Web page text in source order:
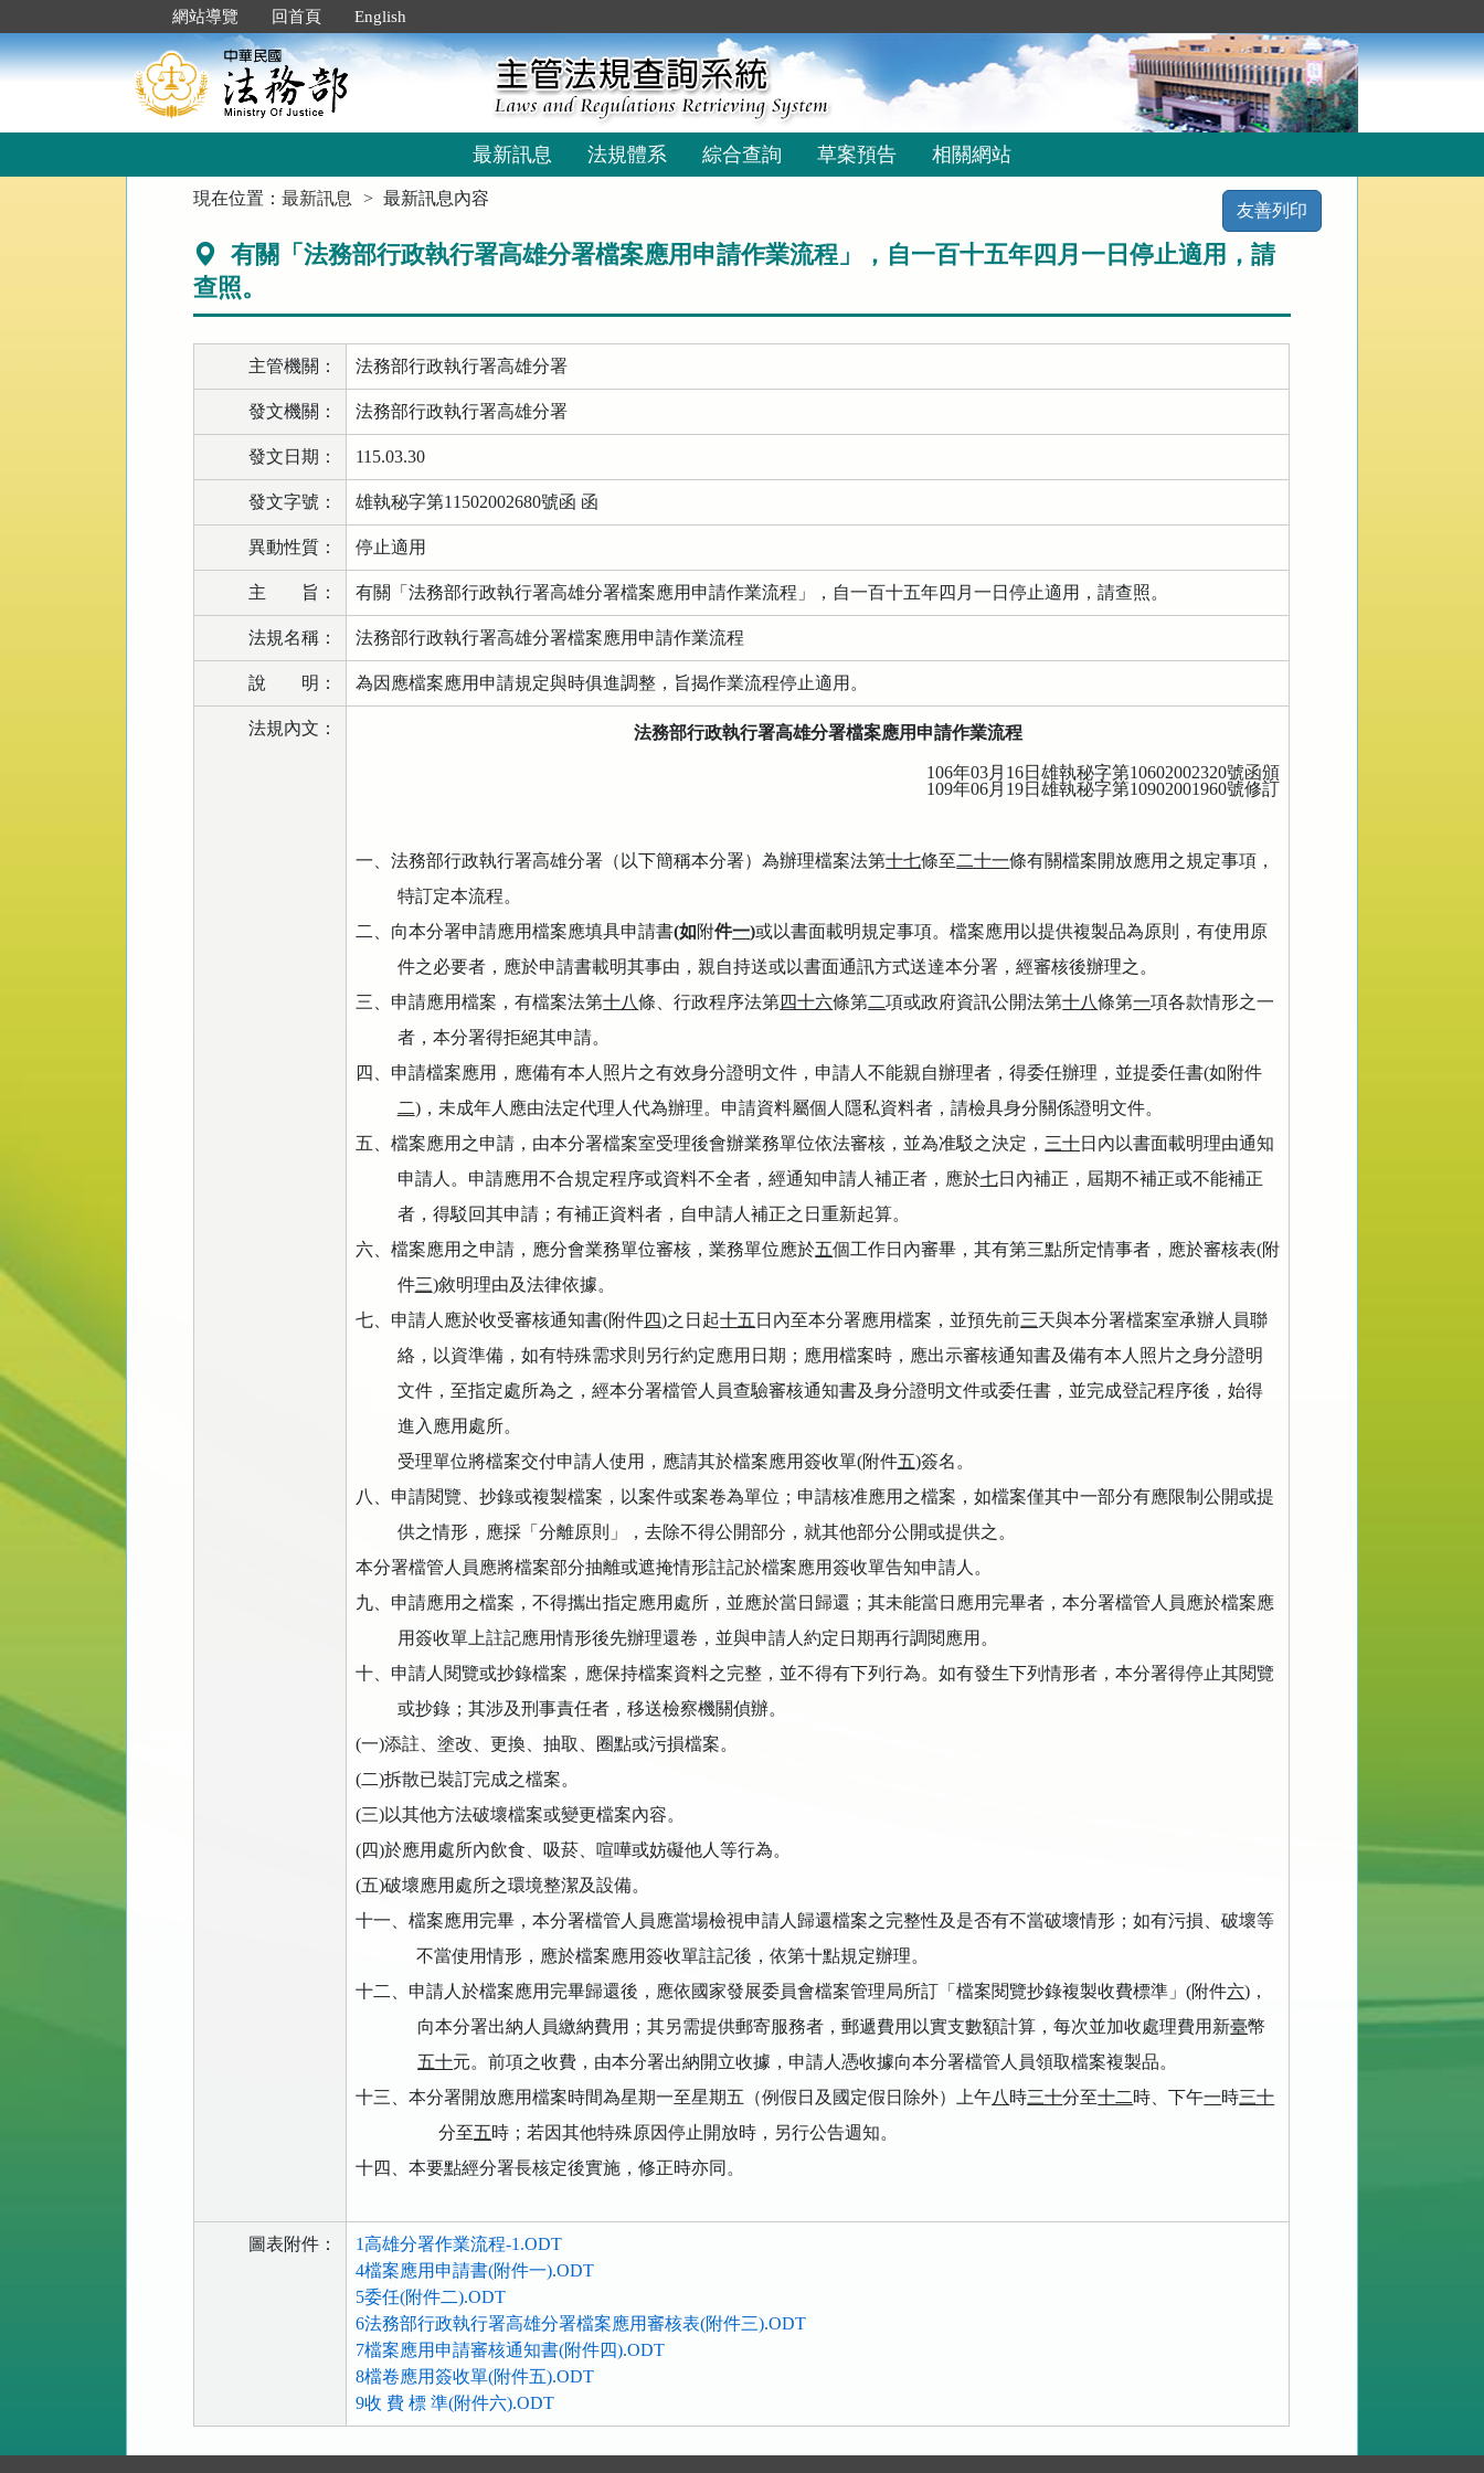
到
主
要
網站導覽 回首頁 English
最新訊息 法規體系 綜合查詢 草案預告 相關網站
現在位置：最新訊息 最新訊息內容
友善列印
有關「法務部行政執行署高雄分署檔案應用申請作業流程」，自一百十五年四月一日停止適用，請
查照。
主管機關： 法務部行政執行署高雄分署
發文機關： 法務部行政執行署高雄分署
發文日期： 115.03.30
發文字號： 雄執秘字第11502002680號函 函
異動性質： 停止適用
主 旨： 有關「法務部行政執行署高雄分署檔案應用申請作業流程」，自一百十五年四月一日停止適用，請查照。
法規名稱： 法務部行政執行署高雄分署檔案應用申請作業流程
說 明： 為因應檔案應用申請規定與時俱進調整，旨揭作業流程停止適用。
法規內文： 法務部行政執行署高雄分署檔案應用申請作業流程
106年03月 16日雄執秘字第10602002320號函頒
109年06月 19日雄執秘字第10902001960號修訂
一、法務部行政執行署高雄分署（以下簡稱本分署）為辦理檔案法第十七條至二十一條有關檔案開放應用之規定事項，
特訂定本流程。
二、向本分署申請應用檔案應填具申請書(如附件一)或以書面載明規定事項。檔案應用以提供複製品為原則，有使用原
件之必要者，應於申請書載明其事由，親自持送或以書面通訊方式送達本分署，經審核後辦理之。
三、申請應用檔案，有檔案法第十八條、行政程序法第四十六條第二項或政府資訊公開法第十八條第一項各款情形之一
者，本分署得拒絕其申請。
四、申請檔案應用，應備有本人照片之有效身分證明文件，申請人不能親自辦理者，得委任辦理，並提委任書(如附件
二)，未成年人應由法定代理人代為辦理。申請資料屬個人隱私資料者，請檢具身分關係證明文件。
五、檔案應用之申請，由本分署檔案室受理後會辦業務單位依法審核，並為准駁之決定， 三十日內以書面載明理由通知
申請人。申請應用不合規定程序或資料不全者，經通知申請人補正者，應於七日內補正，屆期不補正或不能補正
者，得駁回其申請；有補正資料者，自申請人補正之日重新起算。
六、檔案應用之申請，應分會業務單位審核，業務單位應於五個工作日內審畢，其有第三點所定情事者，應於審核表(附
件三)敘明理由及法律依據。
七、申請人應於收受審核通知書(附件四)之日起十五 日內至本分署應用檔案，並預先前三天與本分署檔案室承辦人員聯
絡，以資準備，如有特殊需求則另行約定應用日期；應用檔案時，應出示審核通知書及備有本人照片之身分證明
文件，至指定處所為之，經本分署檔管人員查驗審核通知書及身分證明文件或委任書，並完成登記程序後，始得
進入應用處所。
受理單位將檔案交付申請人使用，應請其於檔案應用簽收單(附件五)簽名。
八、申請閱覽、抄錄或複製檔案，以案件或案卷為單位；申請核准應用之檔案，如檔案僅其中一部分有應限制公開或提
供之情形，應採「分離原則」，去除不得公開部分，就其他部分公開或提供之。
本分署檔管人員應將檔案部分抽離或遮掩情形註記於檔案應用簽收單告知申請人。
九、申請應用之檔案，不得攜出指定應用處所，並應於當日歸還；其未能當日應用完畢者，本分署檔管人員應於檔案應
用簽收單上註記應用情形後先辦理還卷，並與申請人約定日期再行調閱應用。
十、申請人閱覽或抄錄檔案，應保持檔案資料之完整，並不得有下列行為。如有發生下列情形者，本分署得停止其閱覽
或抄錄；其涉及刑事責任者，移送檢察機關偵辦。
(一)添註、塗改、更換、抽取、圈點或污損檔案。
(二)拆散已裝訂完成之檔案。
(三)以其他方法破壞檔案或變更檔案內容。
(四)於應用處所內飲食、吸菸、喧嘩或妨礙他人等行為。
(五)破壞應用處所之環境整潔及設備。
十一、檔案應用完畢，本分署檔管人員應當場檢視申請人歸還檔案之完整性及是否有不當破壞情形；如有污損、破壞等
不當使用情形，應於檔案應用簽收單註記後，依第十點規定辦理。
十二、申請人於檔案應用完畢歸還後，應依國家發展委員會檔案管理局所訂「檔案閱覽抄錄複製收費標準」(附件六) ，
向本分署出納人員繳納費用；其另需提供郵寄服務者，郵遞費用以實支數額計算，每次並加收處理費用新臺幣
五十元。前項之收費，由本分署出納開立收據，申請人憑收據向本分署檔管人員領取檔案複製品。
十三、本分署開放應用檔案時間為星期一至星期五（例假日及國定假日除外）上午八 時三十分至十二時、下午一時三十
分至五時；若因其他特殊原因停止開放時，另行公告週知。
十四、本要點經分署長核定後實施，修正時亦同。
圖表附件：
1高雄分署作業流程-1.ODT
4檔案應用申請書(附件一).ODT
5委任(附件二).ODT
6法務部行政執行署高雄分署檔案應用審核表(附件三).ODT
7檔案應用申請審核通知書(附件四).ODT
8檔卷應用簽收單(附件五).ODT
9收 費 標 準(附件六).ODT